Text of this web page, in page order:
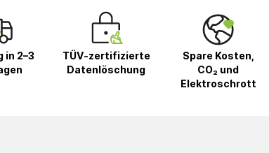
in 2–3
TÜV-zertifizierte
Datenlöschung
Spare Kosten,
CO₂ und
Elektroschrott